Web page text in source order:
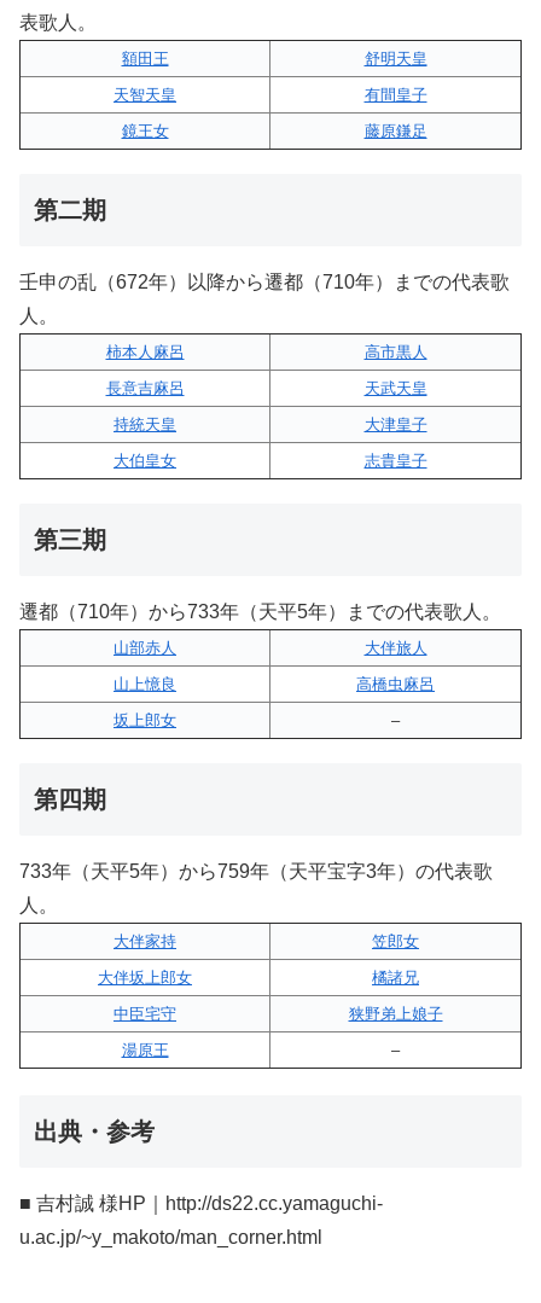
表歌人。
額田王
舒明天皇
天智天皇
有間皇子
鏡王女
藤原鎌足
第二期
壬申の乱（672年）以降から遷都（710年）までの代表歌
人。
柿本人麻呂
高市黒人
長意吉麻呂
天武天皇
持統天皇
大津皇子
大伯皇女
志貴皇子
第三期
遷都（710年）から733年（天平5年）までの代表歌人。
山部赤人
大伴旅人
山上憶良
高橋虫麻呂
坂上郎女
–
第四期
733年（天平5年）から759年（天平宝字3年）の代表歌
人。
大伴家持
笠郎女
大伴坂上郎女
橘諸兄
中臣宅守
狭野弟上娘子
湯原王
–
出典・参考
■ 吉村誠 様HP｜http://ds22.cc.yamaguchi-
u.ac.jp/~y_makoto/man_corner.html